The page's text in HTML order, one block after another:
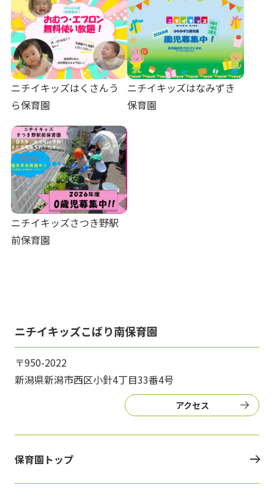
ニチイキッズはくさんう
ら保育園
ニチイキッズはなみずき
保育園
ニチイキッズさつき野駅
前保育園
ニチイキッズこばり南保育園
〒950-2022
新潟県新潟市西区小針4丁目33番4号
アクセス
保育園トップ